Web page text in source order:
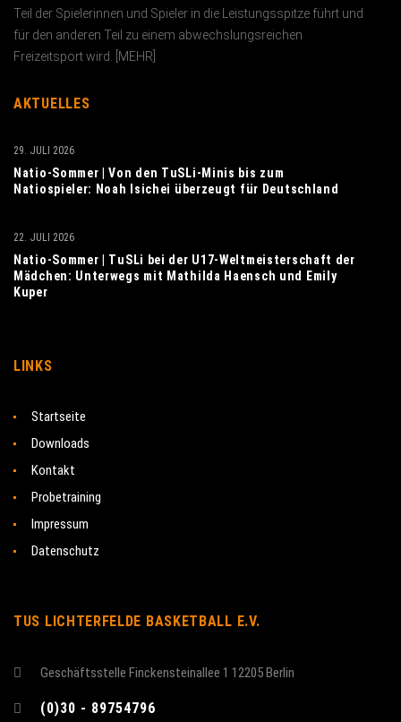
Teil der Spielerinnen und Spieler in die Leistungs­spitze führt und
für den anderen Teil zu einem abwechslungs­reichen
Freizeitsport wird. [
MEHR
AKTUELLES
Natio-Sommer | Von den TuSLi-Minis bis zum
Natiospieler: Noah Isichei überzeugt für Deutschland
29. JULI 2026
Natio-Sommer | TuSLi bei der U17-Weltmeisterschaft der
Mädchen: Unterwegs mit Mathilda Haensch und Emily
Kuper
22. JULI 2026
LINKS
Startseite
Downloads
Kontakt
Probetraining
Impressum
Datenschutz
TUS LICHTERFELDE BASKETBALL E.V.
Geschäftsstelle Finckensteinallee 1 12205 Berlin
(0)30 - 89754796